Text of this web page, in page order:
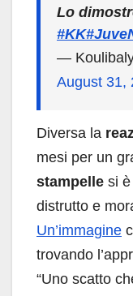
Lo
#KK
—
August 31,
Diversa la
mesi per un
stampelle si è
distrutto e
Un’immagine
trovando
“Uno scatto